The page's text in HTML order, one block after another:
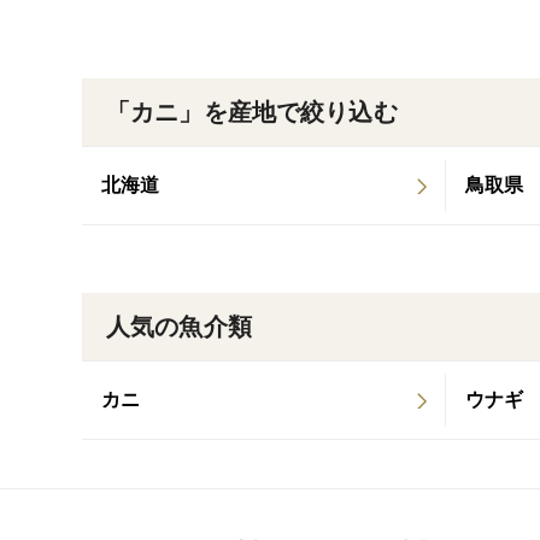
「カニ」を産地で絞り込む
北海道 鳥取県
人気の魚介類
カニ ウナギ